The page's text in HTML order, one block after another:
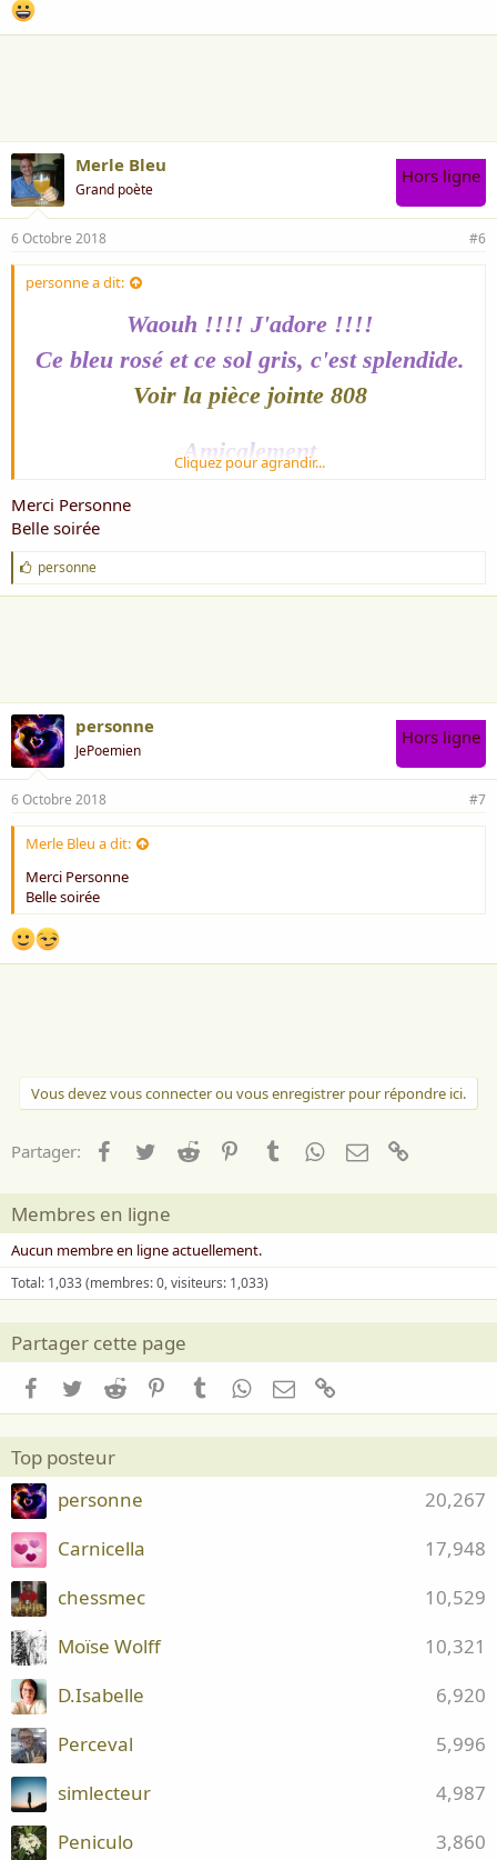
Merle Bleu
Grand poète
Hors ligne
6 Octobre 2018 #6
personne a dit:
Waouh !!!! J'adore !!!!
Ce bleu rosé et ce sol gris, c'est splendide.
Voir la pièce jointe 808
Amicalement
Personne
Cliquez pour agrandir...
Merci Personne
Belle soirée
J
'
a
personne
personne
JePoemien
Hors ligne
6 Octobre 2018 #7
Merle Bleu a dit:
Merci Personne
Belle soirée
Vous devez vous connecter ou vous enregistrer pour répondre ici.
Partager: Facebook
TwitterReddit PinterestTumblrWhatsApp
Email
Membres en ligne
Aucun membre en ligne actuellement.
Total: 1,033 (membres: 0, visiteurs: 1,033)
Partager cette page
Facebook
TwitterReddit PinterestTumblrWhatsApp
Email
Top posteur
20,267
personne
17,948
Carnicella
10,529
chessmec
10,321
Moïse Wolff
6,920
D.Isabelle
5,996
Perceval
4,987
simlecteur
3,860
Peniculo